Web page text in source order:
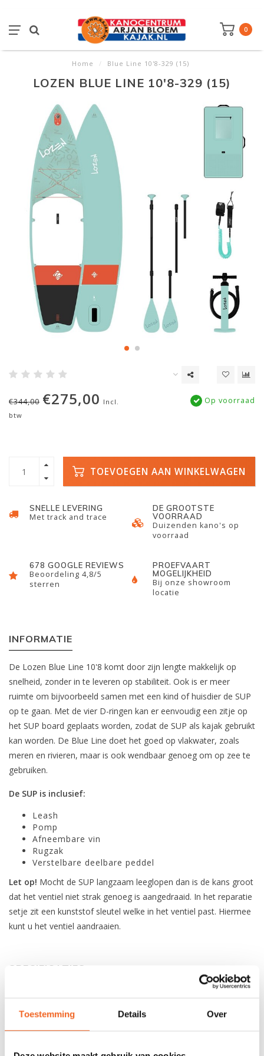
Toestemming Details Over
0
Home / Blue Line 10'8-329 (15)
LOZEN BLUE LINE 10'8-329 (15)
€344,00 €275,00 Incl.
btw
Op voorraad
TOEVOEGEN AAN WINKELWAGEN
SNELLE LEVERING
Met track and trace
DE GROOTSTE
VOORRAAD
Duizenden kano's op
voorraad
678 GOOGLE REVIEWS
Beoordeling 4,8/5
sterren
PROEFVAART
MOGELIJKHEID
Bij onze showroom
locatie
INFORMATIE
De Lozen Blue Line 10'8 komt door zijn lengte makkelijk op
snelheid, zonder in te leveren op stabiliteit. Ook is er meer
ruimte om bijvoorbeeld samen met een kind of huisdier de SUP
op te gaan. Met de vier D-ringen kan er eenvoudig een zitje op
het SUP board geplaats worden, zodat de SUP als kajak gebruikt
kan worden. De Blue Line doet het goed op vlakwater, zoals
meren en rivieren, maar is ook wendbaar genoeg om op zee te
gebruiken.
De SUP is inclusief:
Leash
Pomp
Afneembare vin
Rugzak
Verstelbare deelbare peddel
Let op! Mocht de SUP langzaam leeglopen dan is de kans groot
dat het ventiel niet strak genoeg is aangedraaid. In het reparatie
setje zit een kunststof sleutel welke in het ventiel past. Hiermee
kunt u het ventiel aandraaien.
SPECIFICATIES
Lengte: 329 cm / 10'8